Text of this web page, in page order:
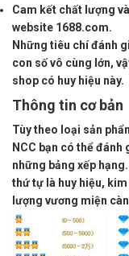
Cam kết chất lượng
website 1688.com.
Những tiêu chí đánh
con số vô cùng lớn,
shop có huy hiệu này.
Thông tin cơ bản
Tùy theo loại sản
NCC bạn có thể
những bảng xếp
thứ tự là huy hiệu,
lượng vương miện